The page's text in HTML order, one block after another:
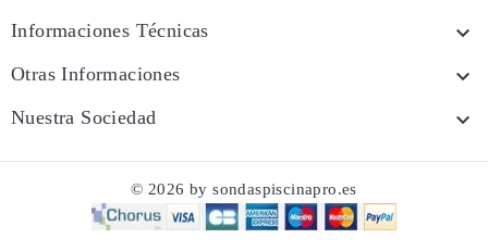
Informaciones Técnicas 
Otras Informaciones 
Nuestra Sociedad 
© 2026 by sondaspiscinapro.es